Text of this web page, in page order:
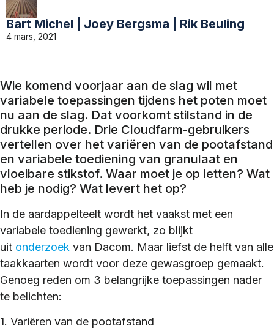
Bart Michel | Joey Bergsma | Rik Beuling
4 mars, 2021
Wie komend voorjaar aan de slag wil met
variabele toepassingen tijdens het poten moet
nu aan de slag. Dat voorkomt stilstand in de
drukke periode. Drie Cloudfarm-gebruikers
vertellen over het variëren van de pootafstand
en variabele toediening van granulaat en
vloeibare stikstof. Waar moet je op letten? Wat
heb je nodig? Wat levert het op?
In de aardappelteelt wordt het vaakst met een
variabele toediening gewerkt, zo blijkt
uit onderzoek van Dacom. Maar liefst de helft van alle
taakkaarten wordt voor deze gewasgroep gemaakt.
Genoeg reden om 3 belangrijke toepassingen nader
te belichten:
1. Variëren van de pootafstand